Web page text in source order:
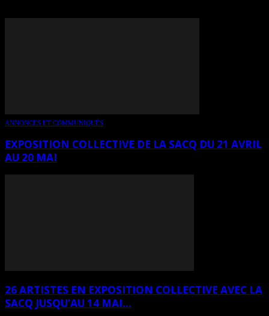
ANNONCES ET COMMUNIQUÉS
EXPOSITION COLLECTIVE DE LA SACQ DU 21 AVRIL
AU 20 MAI
26 ARTISTES EN EXPOSITION COLLECTIVE AVEC LA
SACQ JUSQU’AU 14 MAI...